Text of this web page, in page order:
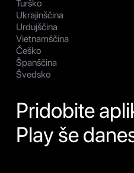
Turško
Ukrajinščina
Urdujščina
Vietnamščina
Češko
Španščina
Švedsko
Pridobite
Play še